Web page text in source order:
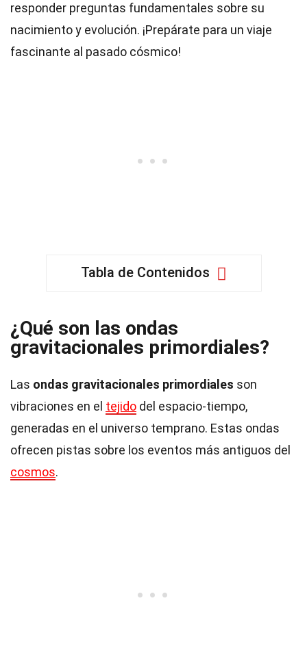
responder preguntas fundamentales sobre su
nacimiento y evolución. ¡Prepárate para un viaje
fascinante al pasado cósmico!
Tabla de Contenidos
¿Qué son las ondas
gravitacionales primordiales?
Las ondas gravitacionales primordiales son
vibraciones en el tejido del espacio-tiempo,
generadas en el universo temprano. Estas ondas
ofrecen pistas sobre los eventos más antiguos del
cosmos.